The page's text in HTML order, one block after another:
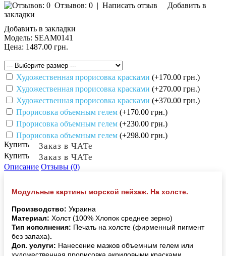
Отзывов: 0 | Написать отзыв
Добавить в
закладки
Добавить в закладки
Модель: SEAM0141
Цена: 1487.00 грн.
Художественная прорисовка красками (+170.00 грн.)
Художественная прорисовка красками (+270.00 грн.)
Художественная прорисовка красками (+370.00 грн.)
Прорисовка объемным гелем (+170.00 грн.)
Прорисовка объемным гелем (+230.00 грн.)
Прорисовка объемным гелем (+298.00 грн.)
Купить
Заказ в ЧАТе
Купить Заказ в ЧАТе
Описание Отзывы (0)
Модульные картины морской пейзаж. На холсте.
Производство: Украина
Материал: Холст (100% Хлопок среднее зерно)
Тип исполнения: Печать на холсте (фирменный пигмент
без запаха).
Доп. услуги: Нанесение мазков объемным гелем или